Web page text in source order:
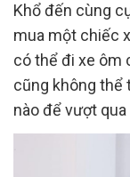
Khổ đến cùng
mua một chiếc
có thể đi xe ôm
cũng không thể
nào để vượt